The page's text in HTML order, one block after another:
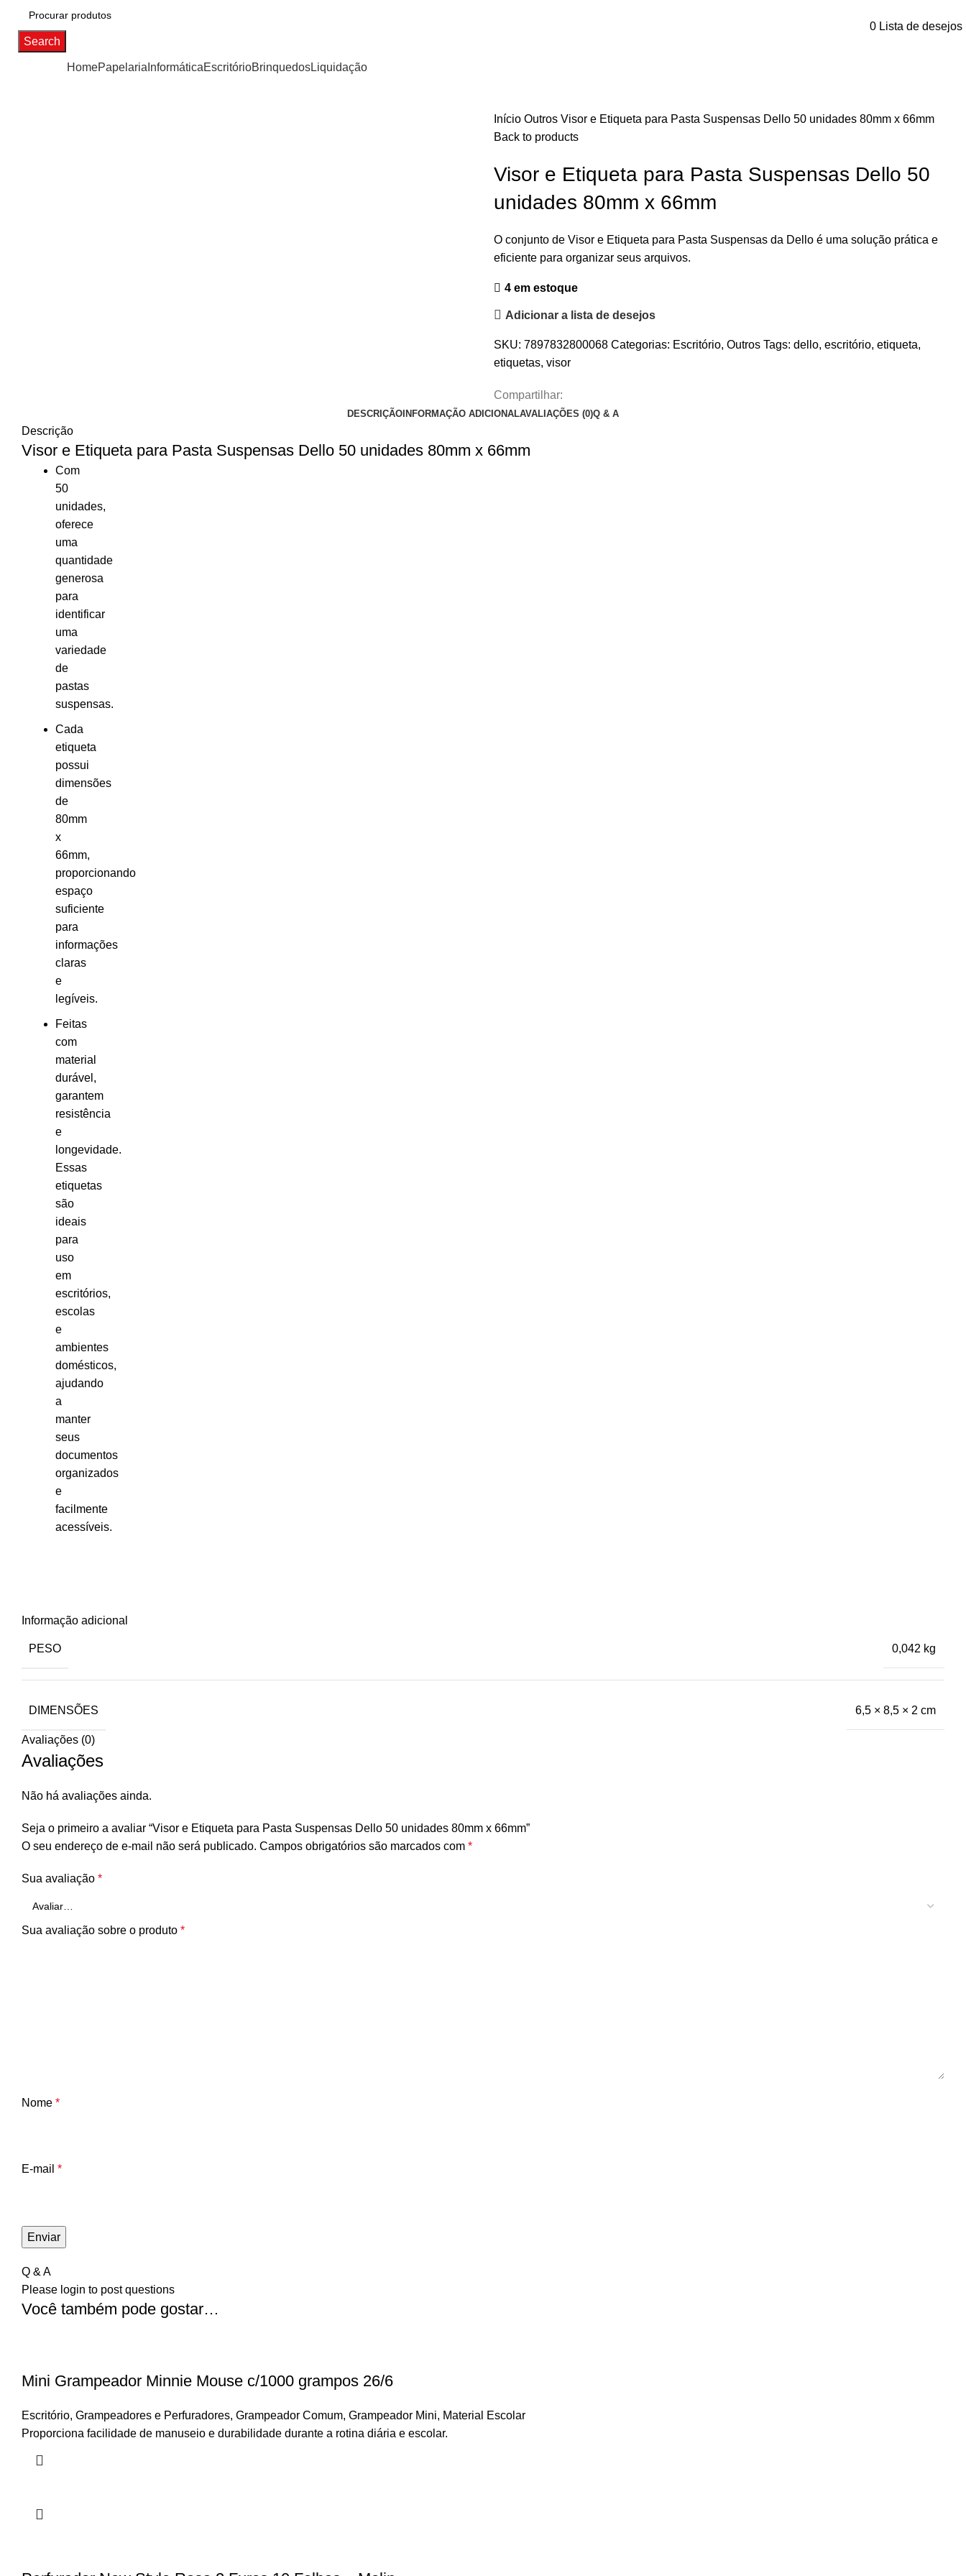
Search
0 Lista de desejos
HomePapelaria InformáticaEscritórioBrinquedosLiquidação
Início Outros Visor e Etiqueta para Pasta Suspensas Dello 50 unidades 80mm x 66mm
Back to products
Visor e Etiqueta para Pasta Suspensas Dello 50
unidades 80mm x 66mm
O conjunto de Visor e Etiqueta para Pasta Suspensas da Dello é uma solução prática e
eficiente para organizar seus arquivos.
4 em estoque
Adicionar a lista de desejos
SKU: 7897832800068 Categorias: Escritório, Outros Tags: dello, escritório, etiqueta,
etiquetas, visor
Compartilhar:
DESCRIÇÃO INFORMAÇÃO ADICIONALAVALIAÇÕES (0)Q & A
Descrição
Visor e Etiqueta para Pasta Suspensas Dello 50 unidades 80mm x 66mm
Com
50
unidades,
oferece
uma
quantidade
generosa
para
identificar
uma
variedade
de
pastas
suspensas.
Cada
etiqueta
possui
dimensões
de
80mm
x
66mm,
proporcionando
espaço
suficiente
para
informações
claras
e
legíveis.
Feitas
com
material
durável,
garantem
resistência
e
longevidade.
Essas
etiquetas
são
ideais
para
uso
em
escritórios,
escolas
e
ambientes
domésticos,
ajudando
a
manter
seus
documentos
organizados
e
facilmente
acessíveis.
Informação adicional
PESO 0,042 kg
DIMENSÕES 6,5 × 8,5 × 2 cm
Avaliações (0)
Avaliações
Não há avaliações ainda.
Seja o primeiro a avaliar “Visor e Etiqueta para Pasta Suspensas Dello 50 unidades 80mm x 66mm”
O seu endereço de e-mail não será publicado. Campos obrigatórios são marcados com *
Sua avaliação *
Sua avaliação sobre o produto *
Nome *
E-mail *
Q & A
Please login to post questions
Você também pode gostar…
Mini Grampeador Minnie Mouse c/1000 grampos 26/6
Escritório, Grampeadores e Perfuradores, Grampeador Comum, Grampeador Mini, Material Escolar
Proporciona facilidade de manuseio e durabilidade durante a rotina diária e escolar.